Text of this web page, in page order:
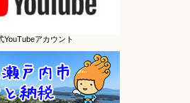
YouTubeアカウント